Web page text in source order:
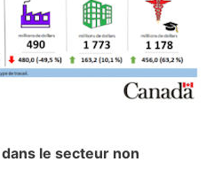
le secteur non